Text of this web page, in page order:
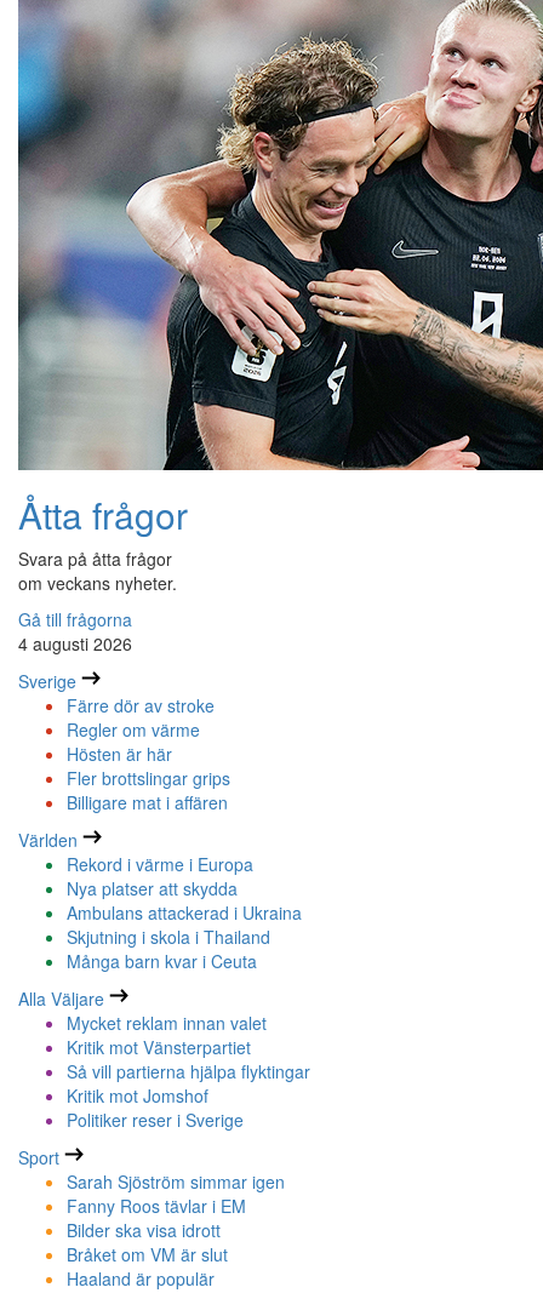
Åtta frågor
Svara på åtta frågor
om veckans nyheter.
Gå till frågorna
4 augusti 2026
Sverige
Färre dör av stroke
Regler om värme
Hösten är här
Fler brottslingar grips
Billigare mat i affären
Världen
Rekord i värme i Europa
Nya platser att skydda
Ambulans attackerad i Ukraina
Skjutning i skola i Thailand
Många barn kvar i Ceuta
Alla Väljare
Mycket reklam innan valet
Kritik mot Vänsterpartiet
Så vill partierna hjälpa flyktingar
Kritik mot Jomshof
Politiker reser i Sverige
Sport
Sarah Sjöström simmar igen
Fanny Roos tävlar i EM
Bilder ska visa idrott
Bråket om VM är slut
Haaland är populär